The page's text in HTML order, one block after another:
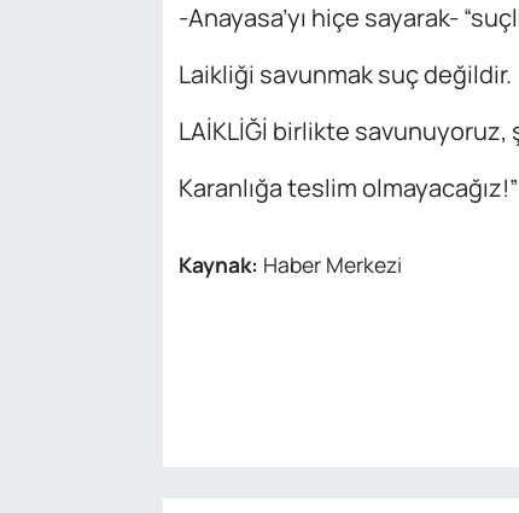
-Anayasa’yı hiçe sayarak-
Laikliği savunmak suç değildir.
LAİKLİĞİ birlikte
Karanlığa teslim olmayacağız!”
Kaynak: Haber Merkezi